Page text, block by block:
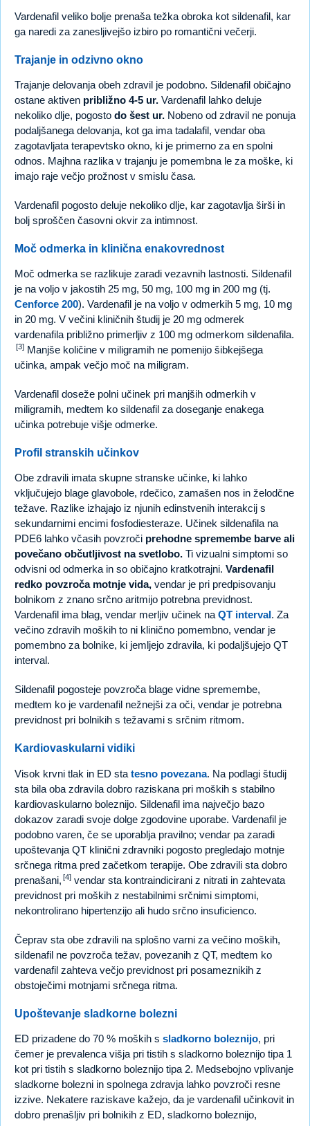
Vardenafil veliko bolje prenaša težka obroka kot sildenafil, kar
ga naredi za zanesljivejšo izbiro po romantični večerji.
Trajanje in odzivno okno
Trajanje delovanja obeh zdravil je podobno. Sildenafil običajno
ostane aktiven približno 4-5 ur. Vardenafil lahko deluje
nekoliko dlje, pogosto do šest ur. Nobeno od zdravil ne ponuja
podaljšanega delovanja, kot ga ima tadalafil, vendar oba
zagotavljata terapevtsko okno, ki je primerno za en spolni
odnos. Majhna razlika v trajanju je pomembna le za moške, ki
imajo raje večjo prožnost v smislu časa.
Vardenafil pogosto deluje nekoliko dlje, kar zagotavlja širši in
bolj sproščen časovni okvir za intimnost.
Moč odmerka in klinična enakovrednost
Moč odmerka se razlikuje zaradi vezavnih lastnosti. Sildenafil
je na voljo v jakostih 25 mg, 50 mg, 100 mg in 200 mg (tj.
Cenforce 200). Vardenafil je na voljo v odmerkih 5 mg, 10 mg
in 20 mg. V večini kliničnih študij je 20 mg odmerek
vardenafila približno primerljiv z 100 mg odmerkom sildenafila.
[3] Manjše količine v miligramih ne pomenijo šibkejšega
učinka, ampak večjo moč na miligram.
Vardenafil doseže polni učinek pri manjših odmerkih v
miligramih, medtem ko sildenafil za doseganje enakega
učinka potrebuje višje odmerke.
Profil stranskih učinkov
Obe zdravili imata skupne stranske učinke, ki lahko
vključujejo blage glavobole, rdečico, zamašen nos in želodčne
težave. Razlike izhajajo iz njunih edinstvenih interakcij s
sekundarnimi encimi fosfodiesteraze. Učinek sildenafila na
PDE6 lahko včasih povzroči prehodne spremembe barve ali
povečano občutljivost na svetlobo. Ti vizualni simptomi so
odvisni od odmerka in so običajno kratkotrajni. Vardenafil
redko povzroča motnje vida, vendar je pri predpisovanju
bolnikom z znano srčno aritmijo potrebna previdnost.
Vardenafil ima blag, vendar merljiv učinek naQT interval. Za
večino zdravih moških to ni klinično pomembno, vendar je
pomembno za bolnike, ki jemljejo zdravila, ki podaljšujejo QT
interval.
Sildenafil pogosteje povzroča blage vidne spremembe,
medtem ko je vardenafil nežnejši za oči, vendar je potrebna
previdnost pri bolnikih s težavami s srčnim ritmom.
Kardiovaskularni vidiki
Visok krvni tlak in ED sta tesno povezana. Na podlagi študij
sta bila oba zdravila dobro raziskana pri moških s stabilno
kardiovaskularno boleznijo. Sildenafil ima največjo bazo
dokazov zaradi svoje dolge zgodovine uporabe. Vardenafil je
podobno varen, če se uporablja pravilno; vendar pa zaradi
upoštevanja QT klinični zdravniki pogosto pregledajo motnje
srčnega ritma pred začetkom terapije. Obe zdravili sta dobro
prenašani, [4] vendar sta kontraindicirani z nitrati in zahtevata
previdnost pri moških z nestabilnimi srčnimi simptomi,
nekontrolirano hipertenzijo ali hudo srčno insuficienco.
Čeprav sta obe zdravili na splošno varni za večino moških,
sildenafil ne povzroča težav, povezanih z QT, medtem ko
vardenafil zahteva večjo previdnost pri posameznikih z
obstoječimi motnjami srčnega ritma.
Upoštevanje sladkorne bolezni
ED prizadene do 70 % moških s sladkorno boleznijo, pri
čemer je prevalenca višja pri tistih s sladkorno boleznijo tipa 1
kot pri tistih s sladkorno boleznijo tipa 2. Medsebojno vplivanje
sladkorne bolezni in spolnega zdravja lahko povzroči resne
izzive. Nekatere raziskave kažejo, da je vardenafil učinkovit in
dobro prenašljiv pri bolnikih z ED, sladkorno boleznijo,